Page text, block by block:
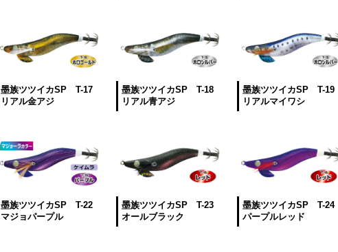
墨族ツツイカSP T-17
リアル金アジ
墨族ツツイカSP T-18
リアル青アジ
墨族ツツイカSP T-19
リアルマイワシ
墨族ツツイカSP T-22
マジョパープル
墨族ツツイカSP T-23
オールブラック
墨族ツツイカSP T-24
パープルレッド